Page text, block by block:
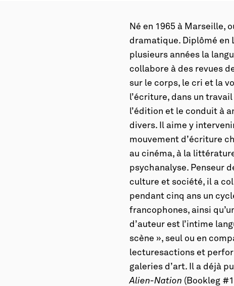
Né en 1965 à Marseille,
dramatique. Diplômé en
plusieurs années la
collabore à des revues
sur le corps, le cri et la
l’écriture, dans un
l’édition et le conduit à
divers. Il aime y
mouvement d’écriture
au cinéma, à la
psychanalyse. Penseur
culture et société, il a
pendant cinq ans un
francophones, ainsi
d’auteur est l’intime
scène », seul ou en
lecturesactions et
galeries d’art. Il a déjà
Alien-Nation (Bookleg